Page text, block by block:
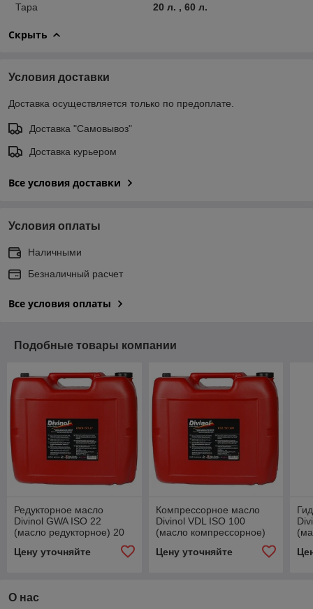
Тара
20 л. , 60 л.
Скрыть
Условия доставки
Доставка осуществляется только по предоплате.
Доставка "Самовывоз"
Доставка курьером
Все условия доставки
Условия оплаты
Наличными
Безналичный расчет
Все условия оплаты
Подобные товары компании
Редукторное масло
Divinol GWA ISO 22
(масло редукторное) 20
Цену уточняйте
Компрессорное масло
Divinol VDL ISO 100
(масло компрессорное)
Цену уточняйте
О нас